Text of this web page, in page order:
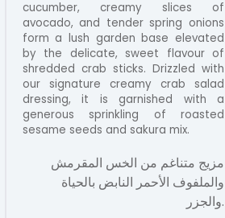
cucumber, creamy slices of
avocado, and tender spring onions
form a lush garden base elevated
by the delicate, sweet flavour of
shredded crab sticks. Drizzled with
our signature creamy crab salad
dressing, it is garnished with a
generous sprinkling of roasted
sesame seeds and sakura mix.
مزيج متناغم من الخس المقرمش
والملفوف الأحمر النابض بالحياة
والجزر.